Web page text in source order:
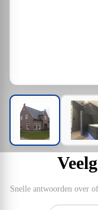
Snelle antwoorden over